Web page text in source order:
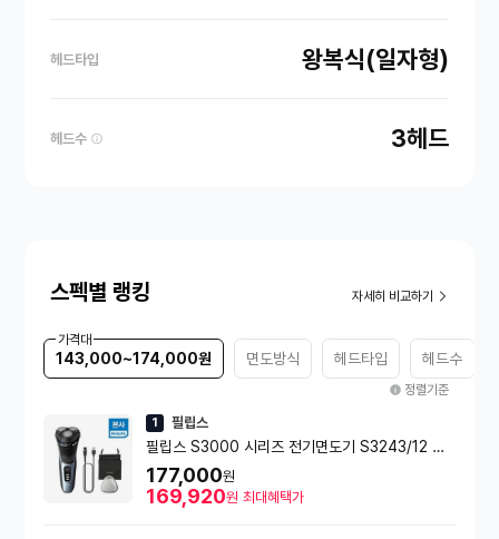
헤드타입 왕복식(일자형)
헤드수 3헤드
스펙별 랭킹 자세히 비교하기
가격대
143,000~174,000원 면도방식 헤드타입 헤드수
정렬기준
1 필립스
필립스 S3000 시리즈 전기면도기 S3243/12 스
톰 블루(본체+보호캡+여행용 케이스)
177,000원
169,920원 최대혜택가